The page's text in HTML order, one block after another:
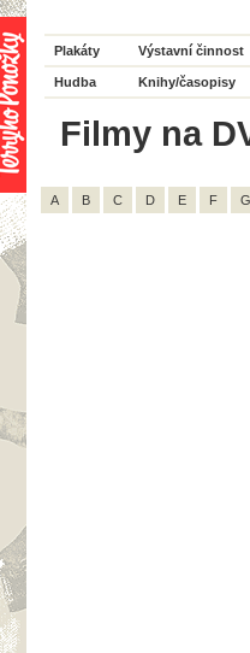
Plakáty Výstavní činnost
Hudba Knihy/časopisy
Filmy na
A B C D E F G